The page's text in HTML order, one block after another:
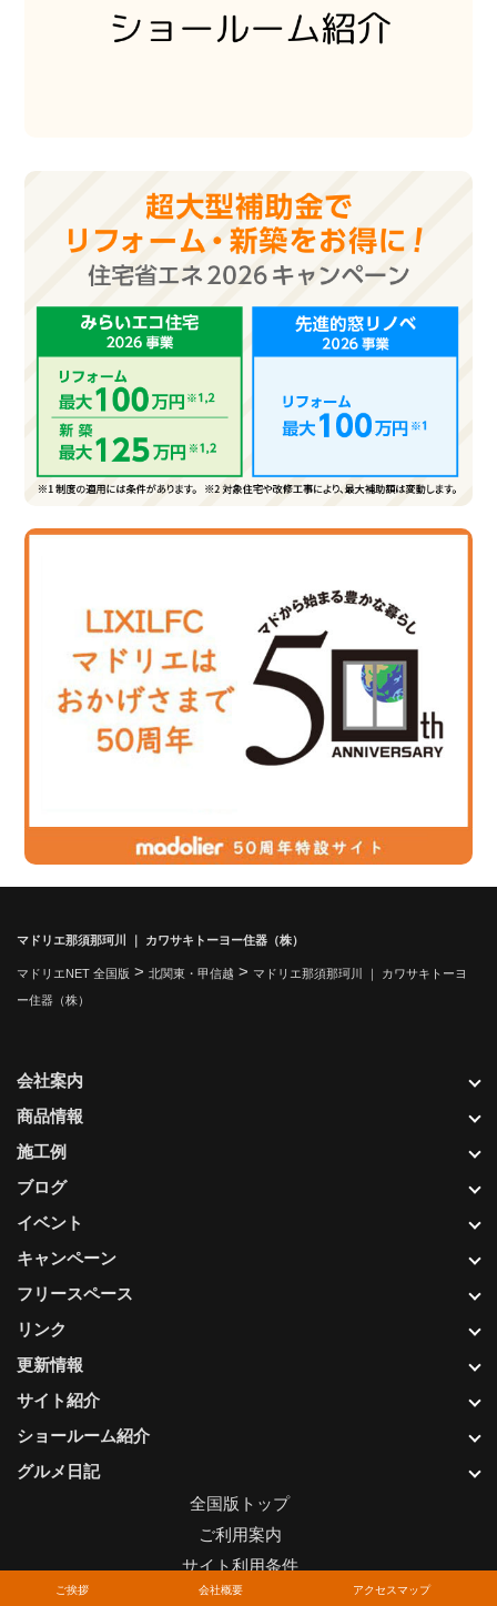
ご挨拶 会社概要 アクセスマップ
マドリエ那須那珂川 ｜ カワサキトーヨー住器（株）
マドリエNET 全国版 > 北関東・甲信越 > マドリエ那須那珂川 ｜ カワサキトーヨ
ー住器（株）
更新情報
サイト紹介
ショールーム紹介
グルメ日記
会社案内
商品情報
施工例
ブログ
イベント
キャンペーン
フリースペース
リンク
全国版トップ
ご利用案内
サイト利用条件
プライバシーポリシー